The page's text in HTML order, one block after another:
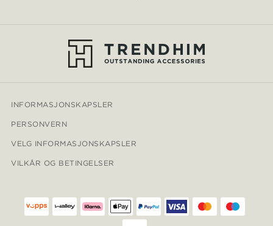
INFORMASJONSKAPSLER
PERSONVERN
VELG INFORMASJONSKAPSLER
VILKÅR OG BETINGELSER